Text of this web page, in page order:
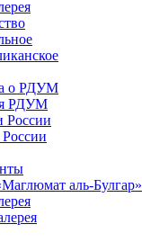
о РДУМ
РДУМ
аль-Булгар»